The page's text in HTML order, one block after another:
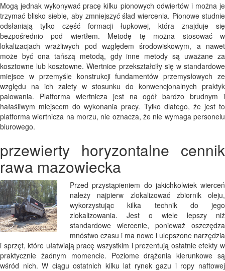
Mogą jednak wykonywać pracę kilku pionowych odwiertów i można je
trzymać blisko siebie, aby zmniejszyć ślad wiercenia. Pionowe studnie
odsłaniają tylko część formacji łupkowej, która znajduje się
bezpośrednio pod wiertłem. Metodę tę można stosować w
lokalizacjach wrażliwych pod względem środowiskowym, a nawet
może być ona tańszą metodą, gdy inne metody są uważane za
kosztowne lub kosztowne. Wiertnice przekształciły się w standardowe
miejsce w przemyśle konstrukcji fundamentów przemysłowych ze
względu na ich zalety w stosunku do konwencjonalnych praktyk
palowania. Platforma wiertnicza jest na ogół bardzo brudnym i
hałaśliwym miejscem do wykonania pracy. Tylko dlatego, że jest to
platforma wiertnicza na morzu, nie oznacza, że ​​nie wymaga personelu
biurowego.
przewierty horyzontalne cennik
rawa mazowiecka
Przed przystąpieniem do jakichkolwiek wierceń
należy najpierw zlokalizować zbiornik oleju,
wykorzystując kilka technik do jego
zlokalizowania. Jest o wiele lepszy niż
standardowe wiercenie, ponieważ oszczędza
mnóstwo czasu i ma nowe i ulepszone narzędzia
i sprzęt, które ułatwiają pracę wszystkim i prezentują ostatnie efekty w
praktycznie żadnym momencie. Poziome drążenia kierunkowe są
wśród nich. W ciągu ostatnich kilku lat rynek gazu i ropy naftowej